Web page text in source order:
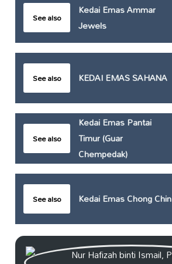
See also
Kedai Emas Ammar
Jewels
See also KEDAI EMAS SAHANA
See also
Kedai Emas Pantai
Timur (Guar
Chempedak)
See also Kedai Emas Chong Chin